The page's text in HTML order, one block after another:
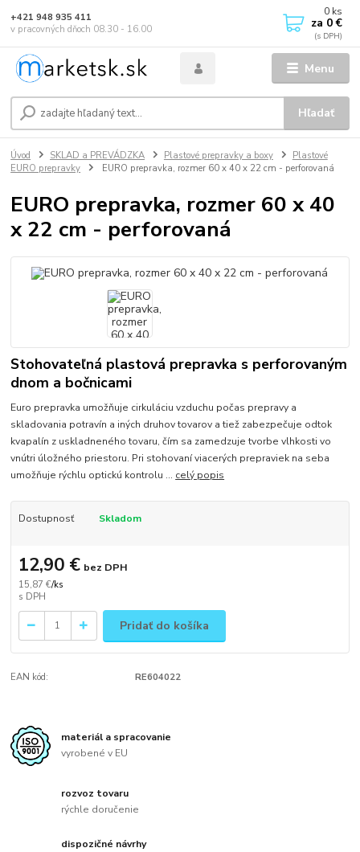
Menu
Hľadať
+421 948 935 411
v pracovných dňoch 08.30 - 16.00
0 ks
za 0 €
Úvod SKLAD a PREVÁDZKA Plastové prepravky a boxy
Plastové
EURO prepravky
EURO prepravka, rozmer 60 x 40 x 22 cm - perforovaná
EURO prepravka, rozmer 60 x 40
x 22 cm - perforovaná
Stohovateľná plastová prepravka s perforovaným
dnom a bočnicami
Euro prepravka umožňuje cirkuláciu vzduchu počas prepravy a
skladovania potravín a iných druhov tovarov a tiež zabezpečuje odtok
kvapalín z uskladneného tovaru, čím sa zamedzuje tvorbe vlhkosti vo
vnútri úložného priestoru. Pri stohovaní viacerých prepraviek na seba
umožňuje rýchlu optickú kontrolu ... celý popis
Dostupnosť Skladom
15,87 €/ks
12,90 € bez DPH
Pridať do košíka
EAN kód: RE604022
materiál a spracovanie
vyrobené v EU
rozvoz tovaru
rýchle doručenie
dispozičné návrhy